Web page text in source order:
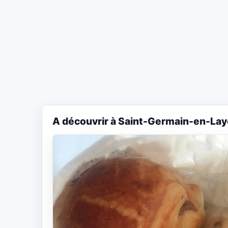
A découvrir à Saint-Germain-en-